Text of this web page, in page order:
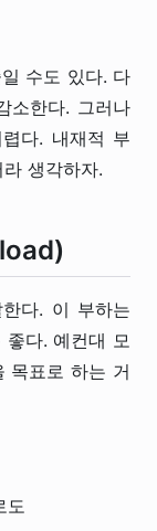
수도 있다. 다
소한다. 그러나
다. 내재적 부
생각하자.
다. 이 부하는
다. 예컨대 모
목표로 하는 거
도